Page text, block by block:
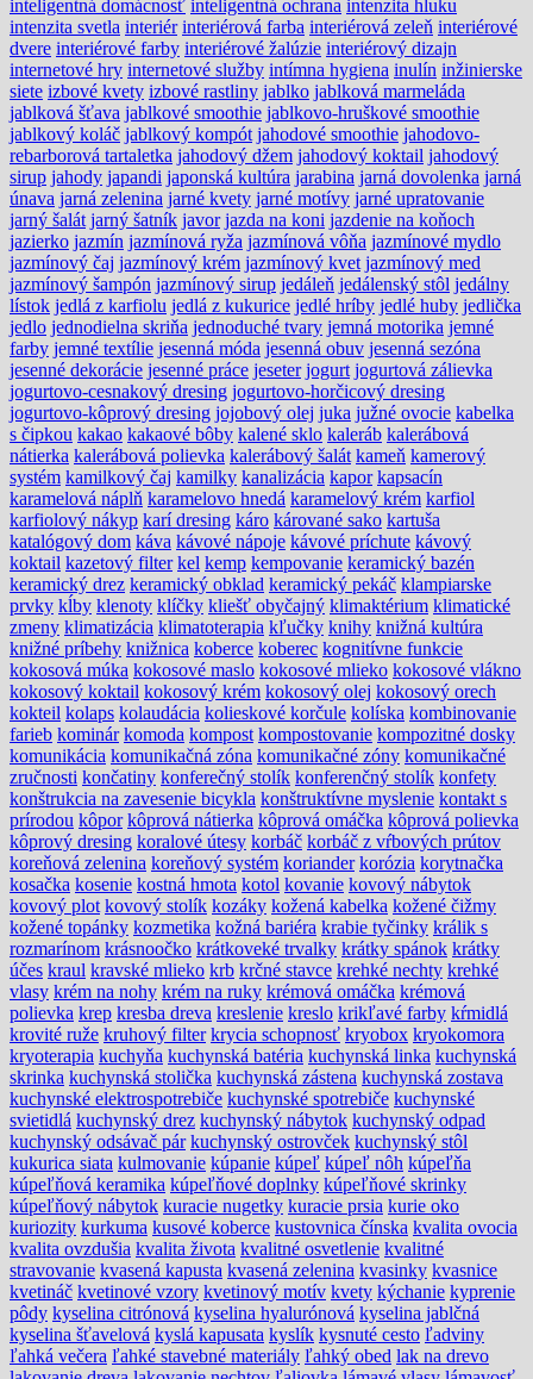
inteligentná domácnosť inteligentná ochrana intenzita hluku
intenzita svetla interiér interiérová farba interiérová zeleň interiérové
dvere interiérové farby interiérové žalúzie interiérový dizajn
internetové hry internetové služby intímna hygiena inulín inžinierske
siete izbové kvety izbové rastliny jablko jablková marmeláda
jablková šťava jablkové smoothie jablkovo-hruškové smoothie
jablkový koláč jablkový kompót jahodové smoothie jahodovo-
rebarborová tartaletka jahodový džem jahodový koktail jahodový
sirup jahody japandi japonská kultúra jarabina jarná dovolenka jarná
únava jarná zelenina jarné kvety jarné motívy jarné upratovanie
jarný šalát jarný šatník javor jazda na koni jazdenie na koňoch
jazierko jazmín jazmínová ryža jazmínová vôňa jazmínové mydlo
jazmínový čaj jazmínový krém jazmínový kvet jazmínový med
jazmínový šampón jazmínový sirup jedáleň jedálenský stôl jedálny
lístok jedlá z karfiolu jedlá z kukurice jedlé hríby jedlé huby jedlička
jedlo jednodielna skriňa jednoduché tvary jemná motorika jemné
farby jemné textílie jesenná móda jesenná obuv jesenná sezóna
jesenné dekorácie jesenné práce jeseter jogurt jogurtová zálievka
jogurtovo-cesnakový dresing jogurtovo-horčicový dresing
jogurtovo-kôprový dresing jojobový olej juka južné ovocie kabelka
s čipkou kakao kakaové bôby kalené sklo kaleráb kalerábová
nátierka kalerábová polievka kalerábový šalát kameň kamerový
systém kamilkový čaj kamilky kanalizácia kapor kapsacín
karamelová náplň karamelovo hnedá karamelový krém karfiol
karfiolový nákyp karí dresing káro kárované sako kartuša
katalógový dom káva kávové nápoje kávové príchute kávový
koktail kazetový filter kel kemp kempovanie keramický bazén
keramický drez keramický obklad keramický pekáč klampiarske
prvky kĺby klenoty klíčky kliešť obyčajný klimaktérium klimatické
zmeny klimatizácia klimatoterapia kľučky knihy knižná kultúra
knižné príbehy knižnica koberce koberec kognitívne funkcie
kokosová múka kokosové maslo kokosové mlieko kokosové vlákno
kokosový koktail kokosový krém kokosový olej kokosový orech
kokteil kolaps kolaudácia kolieskové korčule kolíska kombinovanie
farieb kominár komoda kompost kompostovanie kompozitné dosky
komunikácia komunikačná zóna komunikačné zóny komunikačné
zručnosti končatiny konferečný stolík konferenčný stolík konfety
konštrukcia na zavesenie bicykla konštruktívne myslenie kontakt s
prírodou kôpor kôprová nátierka kôprová omáčka kôprová polievka
kôprový dresing koralové útesy korbáč korbáč z vŕbových prútov
koreňová zelenina koreňový systém koriander korózia korytnačka
kosačka kosenie kostná hmota kotol kovanie kovový nábytok
kovový plot kovový stolík kozáky kožená kabelka kožené čižmy
kožené topánky kozmetika kožná bariéra krabie tyčinky králik s
rozmarínom krásnoočko krátkoveké trvalky krátky spánok krátky
účes kraul kravské mlieko krb krčné stavce krehké nechty krehké
vlasy krém na nohy krém na ruky krémová omáčka krémová
polievka krep kresba dreva kreslenie kreslo krikľavé farby kŕmidlá
krovité ruže kruhový filter krycia schopnosť kryobox kryokomora
kryoterapia kuchyňa kuchynská batéria kuchynská linka kuchynská
skrinka kuchynská stolička kuchynská zástena kuchynská zostava
kuchynské elektrospotrebiče kuchynské spotrebiče kuchynské
svietidlá kuchynský drez kuchynský nábytok kuchynský odpad
kuchynský odsávač pár kuchynský ostrovček kuchynský stôl
kukurica siata kulmovanie kúpanie kúpeľ kúpeľ nôh kúpeľňa
kúpeľňová keramika kúpeľňové doplnky kúpeľňové skrinky
kúpeľňový nábytok kuracie nugetky kuracie prsia kurie oko
kuriozity kurkuma kusové koberce kustovnica čínska kvalita ovocia
kvalita ovzdušia kvalita života kvalitné osvetlenie kvalitné
stravovanie kvasená kapusta kvasená zelenina kvasinky kvasnice
kvetináč kvetinové vzory kvetinový motív kvety kýchanie kyprenie
pôdy kyselina citrónová kyselina hyalurónová kyselina jablčná
kyselina šťavelová kyslá kapusata kyslík kysnuté cesto ľadviny
ľahká večera ľahké stavebné materiály ľahký obed lak na drevo